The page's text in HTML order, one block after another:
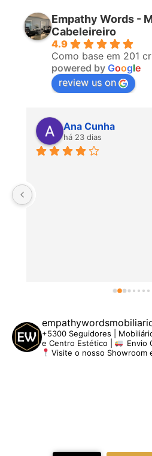
Empathy Words -
Cabeleireiro
4.9
Como base em 201
powered by Google
review us on
Ana Cunha
há 23 dias
+5300 Seguidores |
e Centro Estético |
Envio
Visite o nosso Showroom